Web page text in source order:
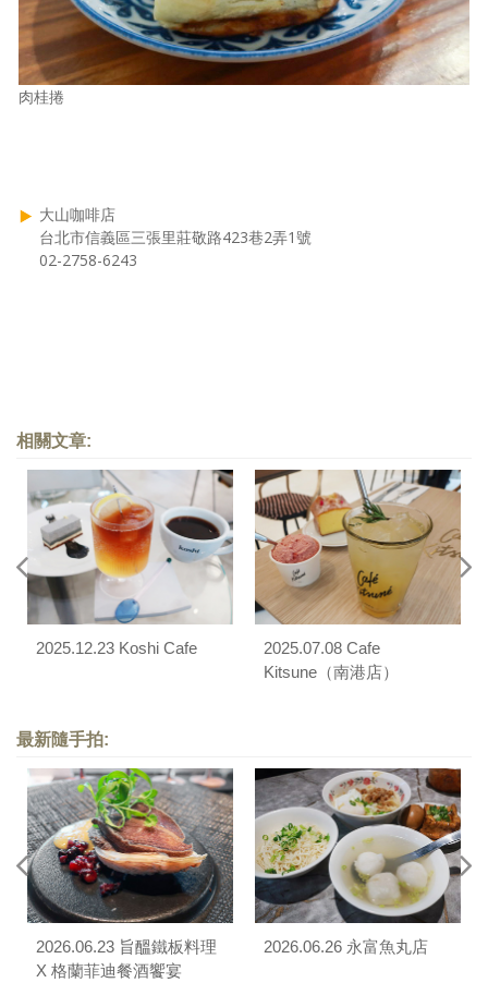
肉桂捲
大山咖啡店
台北市信義區三張里莊敬路423巷2弄1號
02-2758-6243
相關文章:
2025.12.23 Koshi Cafe
2025.07.08 Cafe
Kitsune（南港店）
最新隨手拍:
2026.06.23 旨醞鐵板料理
X 格蘭菲迪餐酒饗宴
2026.06.26 永富魚丸店